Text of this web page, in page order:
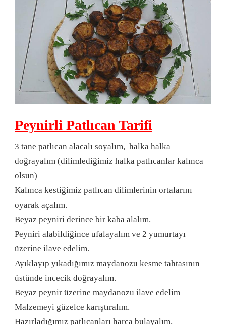
Peynirli Patlıcan Tarifi
3 tane patlıcan alacalı soyalım, halka halka
doğrayalım (dilimlediğimiz halka patlıcanlar kalınca
olsun)
Kalınca kestiğimiz patlıcan dilimlerinin ortalarını
oyarak açalım.
Beyaz peyniri derince bir kaba alalım.
Peyniri alabildiğince ufalayalım ve 2 yumurtayı
üzerine ilave edelim.
Ayıklayıp yıkadığımız maydanozu kesme tahtasının
üstünde incecik doğrayalım.
Beyaz peynir üzerine maydanozu ilave edelim
Malzemeyi güzelce karıştıralım.
Hazırladığımız patlıcanları harca bulayalım.